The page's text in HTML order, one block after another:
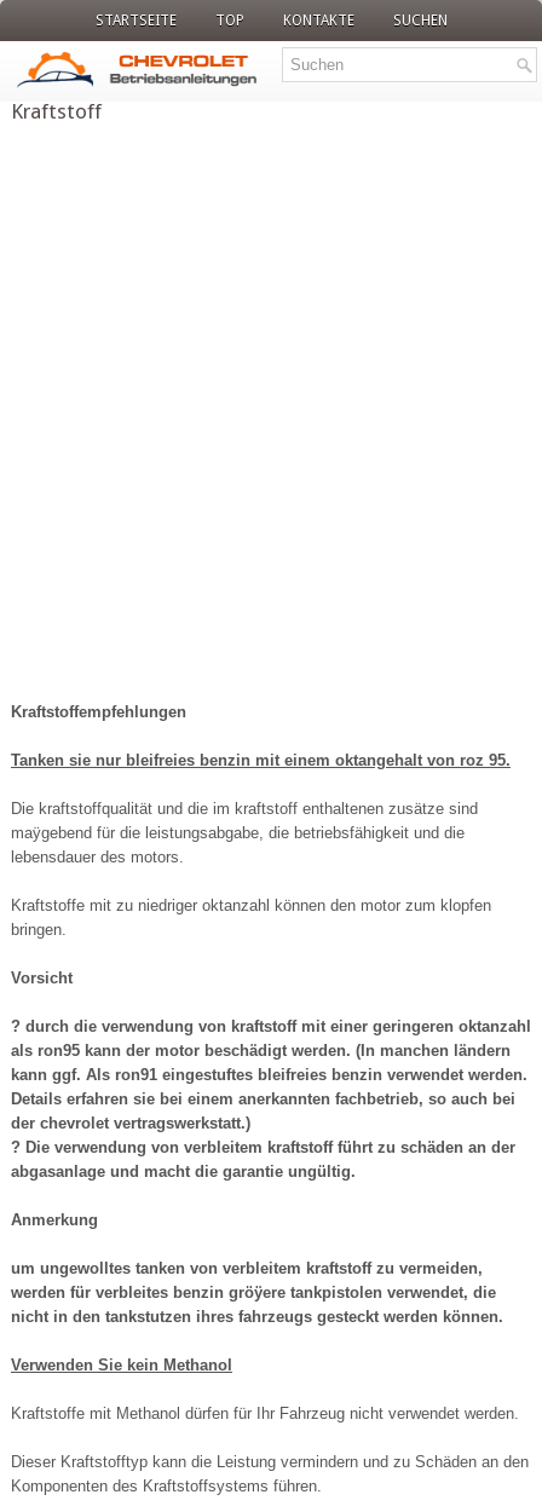
STARTSEITE TOP KONTAKTE SUCHEN
Kraftstoff
Kraftstoffempfehlungen
Tanken sie nur bleifreies benzin mit einem oktangehalt von roz 95.
Die kraftstoffqualität und die im kraftstoff enthaltenen zusätze sind
maÿgebend für die leistungsabgabe, die betriebsfähigkeit und die
lebensdauer des motors.
Kraftstoffe mit zu niedriger oktanzahl können den motor zum klopfen
bringen.
Vorsicht
? durch die verwendung von kraftstoff mit einer geringeren oktanzahl
als ron95 kann der motor beschädigt werden. (In manchen ländern
kann ggf. Als ron91 eingestuftes bleifreies benzin verwendet werden.
Details erfahren sie bei einem anerkannten fachbetrieb, so auch bei
der chevrolet vertragswerkstatt.)
? Die verwendung von verbleitem kraftstoff führt zu schäden an der
abgasanlage und macht die garantie ungültig.
Anmerkung
um ungewolltes tanken von verbleitem kraftstoff zu vermeiden,
werden für verbleites benzin gröÿere tankpistolen verwendet, die
nicht in den tankstutzen ihres fahrzeugs gesteckt werden können.
Verwenden Sie kein Methanol
Kraftstoffe mit Methanol dürfen für Ihr Fahrzeug nicht verwendet werden.
Dieser Kraftstofftyp kann die Leistung vermindern und zu Schäden an den
Komponenten des Kraftstoffsystems führen.